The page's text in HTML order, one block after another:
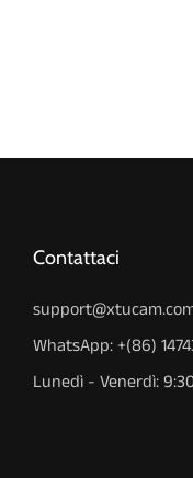
Contattaci
WhatsApp: +(86)
Lunedì - Venerdì: